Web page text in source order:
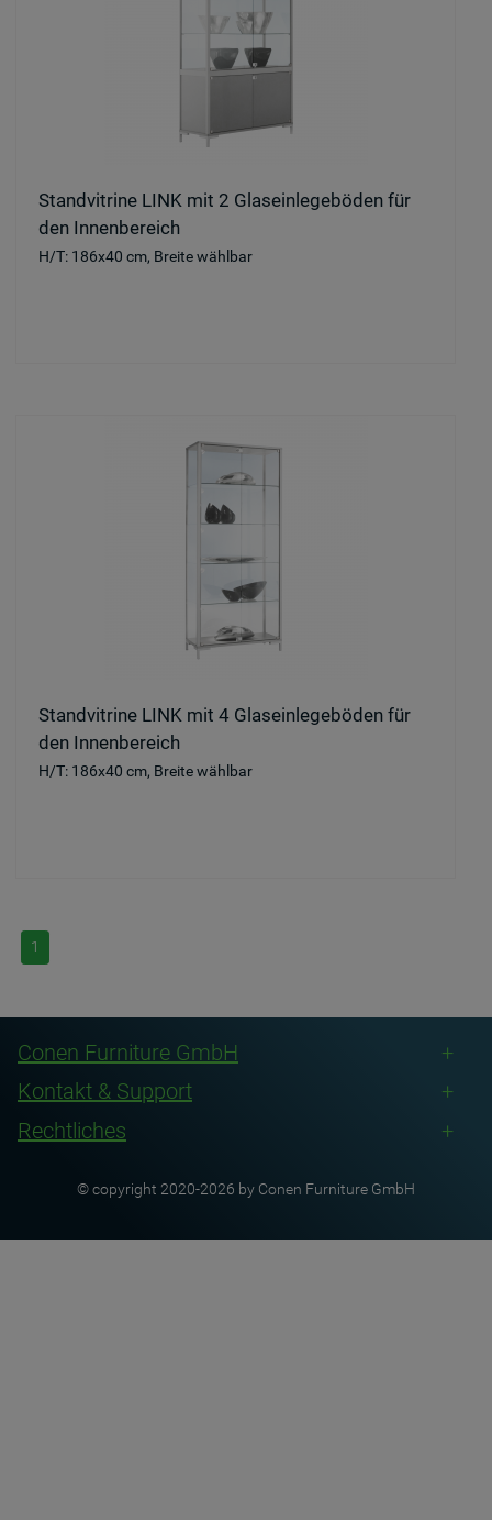
Standvitrine LINK mit 2 Glaseinlegeböden für
den Innenbereich
H/T: 186x40 cm, Breite wählbar
Standvitrine LINK mit 4 Glaseinlegeböden für
den Innenbereich
H/T: 186x40 cm, Breite wählbar
1
Conen Furniture GmbH
Kontakt & Support
Rechtliches
© copyright 2020-2026 by Conen Furniture GmbH